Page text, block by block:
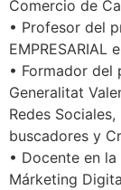
Comercio de
• Profesor del
• Formador
Generalitat
Redes
buscadores y
• Docente en
Márketing